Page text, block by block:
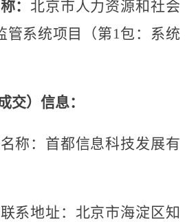
： 北京市人力资源和社会
管系统项目（第1包：系统
交）信息：
称： 首都信息科技发展有
系地址：北京市海淀区知